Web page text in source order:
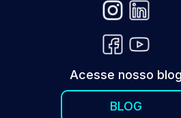
Acesse nosso blog
BLOG